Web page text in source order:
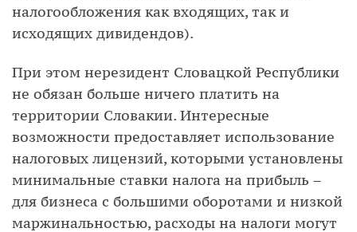
налогообложения как входящих, так и
исходящих дивидендов).
При этом нерезидент Словацкой Республики
не обязан больше ничего платить на
территории Словакии. Интересные
возможности предоставляет использование
налоговых лицензий, которыми установлены
минимальные ставки налога на прибыль –
для бизнеса с большими оборотами и низкой
маржинальностью, расходы на налоги могут